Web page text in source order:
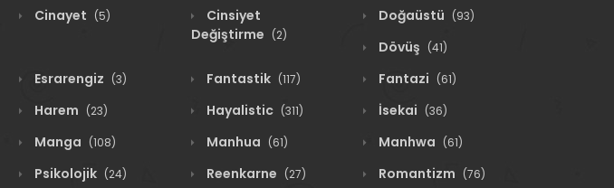
Cinayet (5)
Cinsiyet
Değiştirme (2)
Doğaüstü (93)
Dövüş (41)
Esrarengiz (3) Fantastik (117) Fantazi (61)
Harem (23) Hayalistic (311) İsekai (36)
Manga (108) Manhua (61) Manhwa (61)
Psikolojik (24) Reenkarne (27) Romantizm (76)